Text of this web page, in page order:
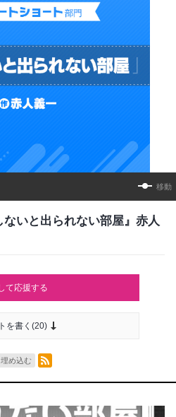
移動
いと出られない部屋』赤人
て応援する
を書く(20)
埋め込む
RSSフィード